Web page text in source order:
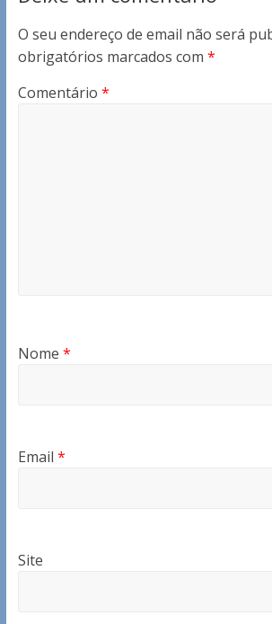
O seu endereço de email não será
obrigatórios marcados com *
Comentário *
Nome *
Email *
Site